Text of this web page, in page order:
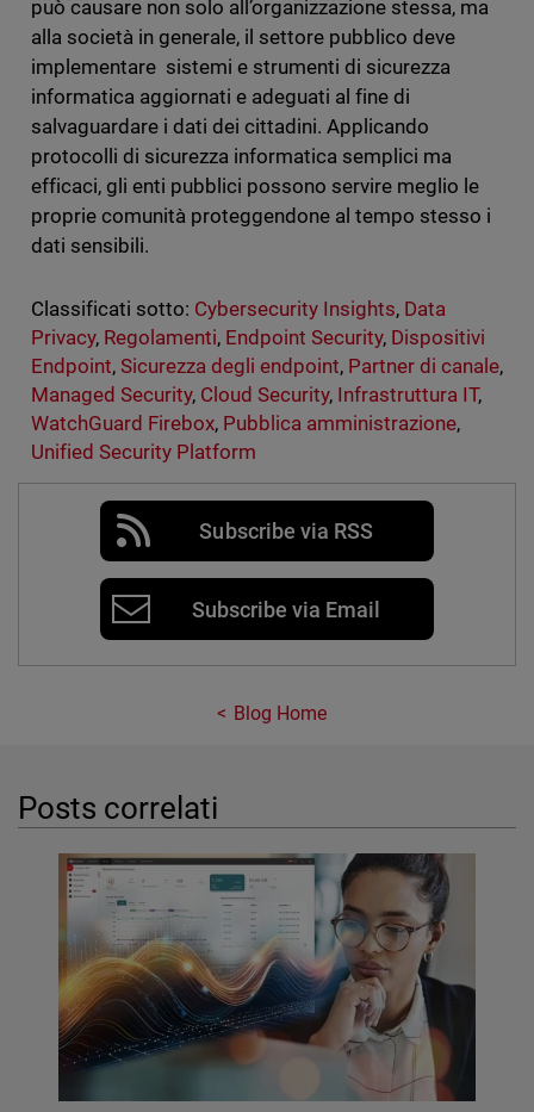
può causare non solo all’organizzazione stessa, ma
alla società in generale, il settore pubblico deve
implementare sistemi e strumenti di sicurezza
informatica aggiornati e adeguati al fine di
salvaguardare i dati dei cittadini. Applicando
protocolli di sicurezza informatica semplici ma
efficaci, gli enti pubblici possono servire meglio le
proprie comunità proteggendone al tempo stesso i
dati sensibili.
Classificati sotto: Cybersecurity Insights, Data
Privacy, Regolamenti, Endpoint Security, Dispositivi
Endpoint, Sicurezza degli endpoint, Partner di canale,
Managed Security, Cloud Security, Infrastruttura IT,
WatchGuard Firebox, Pubblica amministrazione,
Unified Security Platform
Subscribe via RSS
Subscribe via Email
Blog Home
Posts correlati